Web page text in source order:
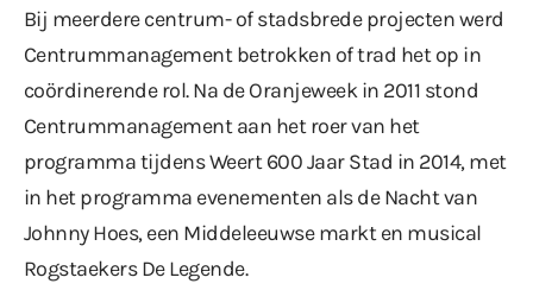
Bij meerdere centrum- of stadsbrede projecten werd
Centrummanagement betrokken of trad het op in
coördinerende rol. Na de Oranjeweek in 2011 stond
Centrummanagement aan het roer van het
programma tijdens Weert 600 Jaar Stad in 2014, met
in het programma evenementen als de Nacht van
Johnny Hoes, een Middeleeuwse markt en musical
Rogstaekers De Legende.